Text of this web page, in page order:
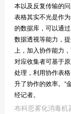
本以及反复传输的
表格其实不光是作
的数据库，可以通
数据透视等能力，
上，加入协作能力
对应收集者可基于
处理，利用协作表
升了协作的效率。”
经记者。
布科思雾化消毒机